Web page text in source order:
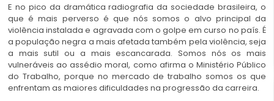
E no pico da dramática radiografia da sociedade brasileira, o
que é mais perverso é que nós somos o alvo principal da
violência instalada e agravada com o golpe em curso no país. É
a população negra a mais afetada também pela violência, seja
a mais sutil ou a mais escancarada. Somos nós os mais
vulneráveis ao assédio moral, como afirma o Ministério Público
do Trabalho, porque no mercado de trabalho somos os que
enfrentam as maiores dificuldades na progressão da carreira.